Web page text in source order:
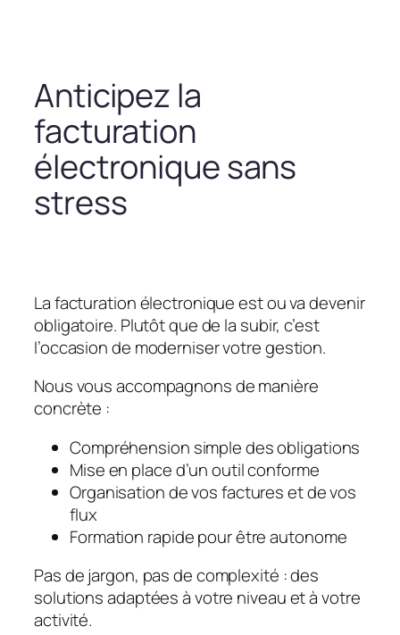
Anticipez la
facturation
électronique sans
stress
La facturation électronique est ou va devenir
obligatoire. Plutôt que de la subir, c’est
l’occasion de moderniser votre gestion.
Nous vous accompagnons de manière
concrète :
Compréhension simple des obligations
Mise en place d’un outil conforme
Organisation de vos factures et de vos
flux
Formation rapide pour être autonome
Pas de jargon, pas de complexité : des
solutions adaptées à votre niveau et à votre
activité.